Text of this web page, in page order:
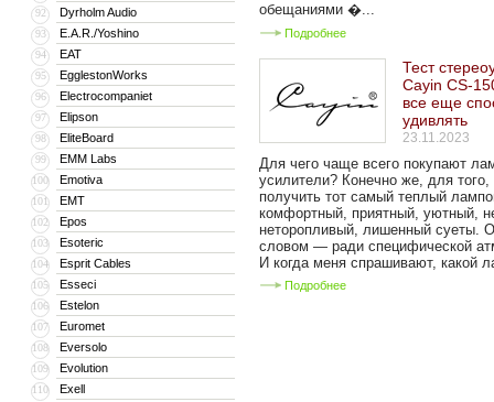
92 Dyrholm Audio
93 E.A.R./Yoshino
94 EAT
95 EgglestonWorks
96 Electrocompaniet
97 Elipson
98 EliteBoard
99 EMM Labs
100 Emotiva
101 EMT
102 Epos
103 Esoteric
104 Esprit Cables
105 Esseci
106 Estelon
107 Euromet
108 Eversolo
109 Evolution
110 Exell
обещаниями �...
Подробнее
Тест
Cayin CS-
все еще
удивлять
23.11.2023
Для чего чаще всего покупают
усилители? Конечно же, для того,
получить тот самый теплый
комфортный, приятный, уютный,
неторопливый, лишенный суеты.
словом — ради специфической
И когда меня спрашивают, какой
Подробнее